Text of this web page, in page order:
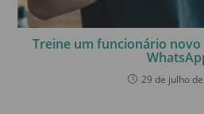
Treine um funcionário
29 de julho